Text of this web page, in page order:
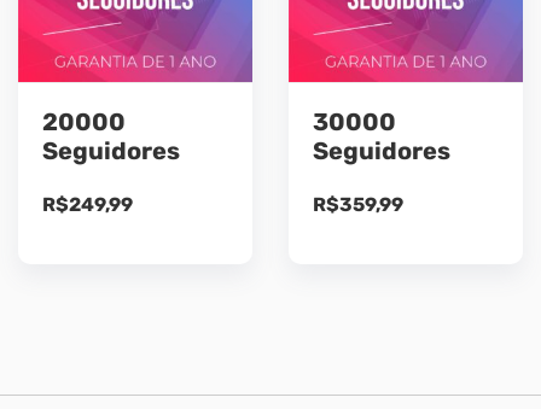
20000
Seguidores
R$249,99
30000
Seguidores
R$359,99